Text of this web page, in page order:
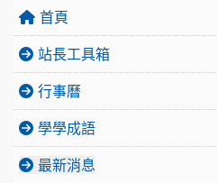
首頁
站長工具箱
行事曆
學學成語
最新消息